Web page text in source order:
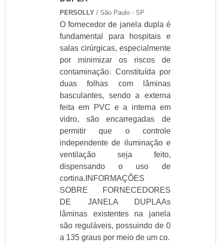
Veneziana de PVC
lâminas de vidro
Veneziana de vidro
para escritório
Veneziana de vidro
para cozinha
Veneziana de vidro
para empresas
lâminas de PVC
Empresa de
veneziana de
lâminas de PVC
Comprar veneziana
de lâminas de PVC
Preço de veneziana
Fornecedor de
veneziana de
lâminas de PVC
Fabricante de
PERSOLLY / São Paulo - SP
O fornecedor de janela dupla é
fundamental para hospitais e
salas cirúrgicas, especialmente
por minimizar os riscos de
contaminação. Constituída por
duas folhas com lâminas
basculantes, sendo a externa
feita em PVC e a interna em
vidro, são encarregadas de
permitir que o controle
independente de iluminação e
ventilação seja feito,
dispensando o uso de
cortina.INFORMAÇÕES
SOBRE FORNECEDORES
DE JANELA DUPLAAs
lâminas existentes na janela
são reguláveis, possuindo de 0
a 135 graus por meio de um co.